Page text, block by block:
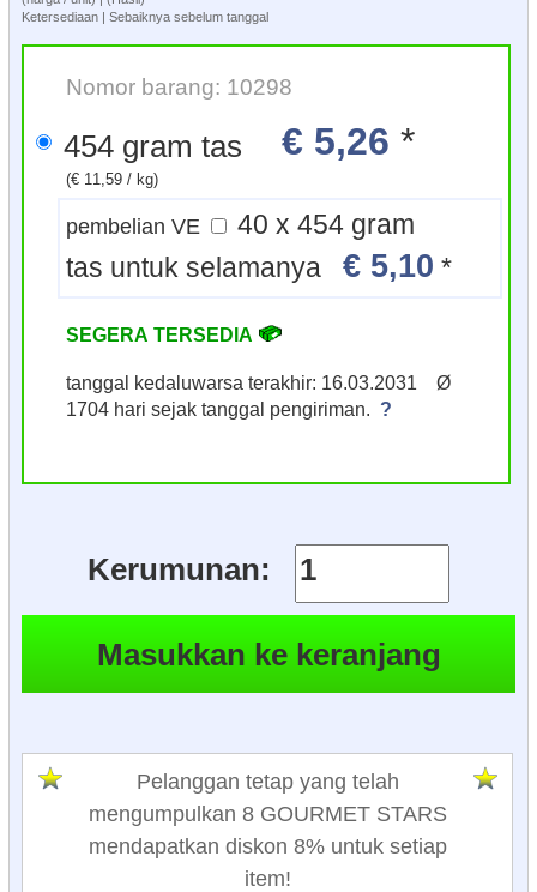
Ketersediaan | Sebaiknya sebelum tanggal
Nomor barang: 10298
454 gram tas € 5,26 *
(€ 11,59 / kg)
pembelian VE
40 x 454 gram
tas untuk selamanya€ 5,10 *
SEGERA TERSEDIA
tanggal kedaluwarsa terakhir: 16.03.2031 Ø
1704 hari sejak tanggal pengiriman. ?
Kerumunan:
Pelanggan tetap yang telah
mengumpulkan 8 GOURMET STARS
mendapatkan diskon 8% untuk setiap
item!